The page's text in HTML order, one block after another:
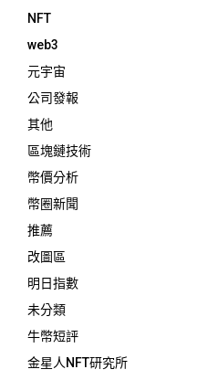
NFT
web3
元宇宙
公司發報
其他
區塊鏈技術
幣價分析
幣圈新聞
推薦
改圖區
明日指數
未分類
牛幣短評
金星人NFT研究所